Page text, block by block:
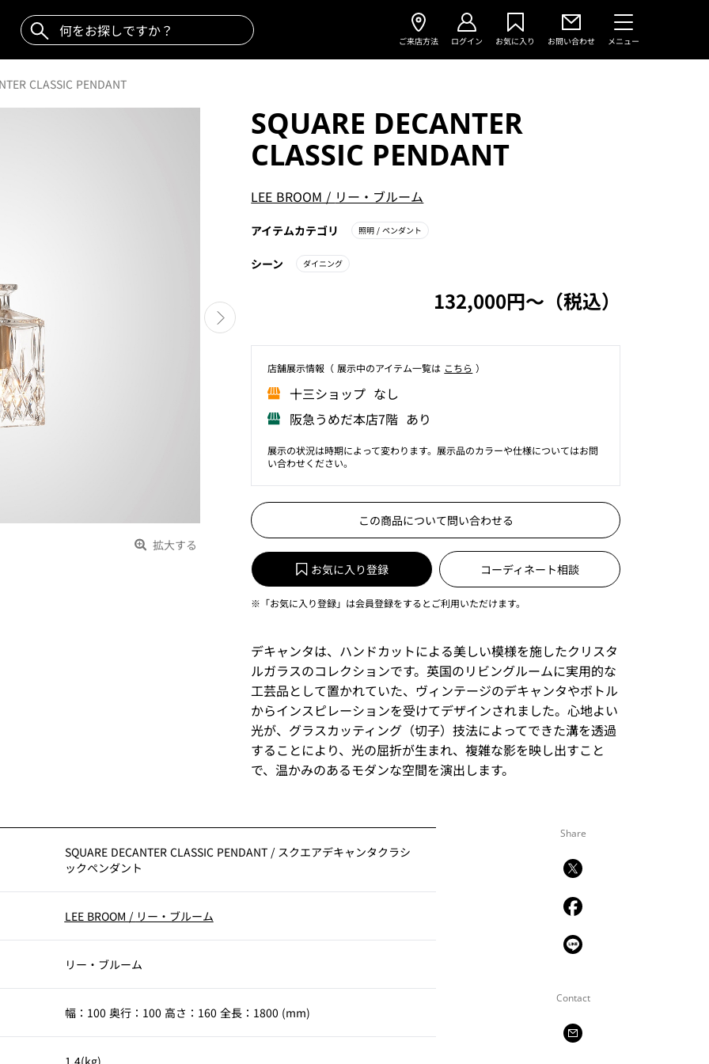
ご来店方法 ログイン お気に入り お問い合わせ メニュー
CLASSIC PENDANT
拡大する
SQUARE DECANTER
CLASSIC PENDANT
LEE BROOM / リー・ブルーム
アイテムカテゴリ 照明/ ペンダント
シーン ダイニング
132,000円〜（税込）
店舗展⽰情報（ 展⽰中のアイテム⼀覧は こちら ）
⼗三ショップ なし
阪急うめだ本店7階 あり
展示の状況は時期によって変わります。展示品のカラーや仕様についてはお問
い合わせください。
この商品について問い合わせる
お気に入り登録 コーディネート相談
※「お気に入り登録」は会員登録をするとご利用いただけます。
デキャンタは、ハンドカットによる美しい模様を施したクリスタ
ルガラスのコレクションです。英国のリビングルームに実用的な
工芸品として置かれていた、ヴィンテージのデキャンタやボトル
からインスピレーションを受けてデザインされました。心地よい
光が、グラスカッティング（切子）技法によってできた溝を透過
することにより、光の屈折が生まれ、複雑な影を映し出すこと
で、温かみのあるモダンな空間を演出します。
Share
Contact
SQUARE DECANTER CLASSIC PENDANT / スクエアデキャンタクラシ
ックペンダント
LEE BROOM / リー・ブルーム
リー・ブルーム
幅：100 奥行：100 高さ：160 全長：1800 (mm)
1.4(kg)